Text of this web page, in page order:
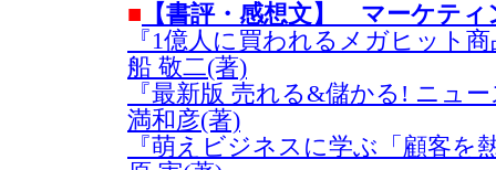
■ 【書評・感想文】 マーケティ
『1億人に買われるメガヒット
船 敬二(著)
『最新版 売れる&儲かる! ニュ
満和彦(著)
『萌えビジネスに学ぶ「顧客を